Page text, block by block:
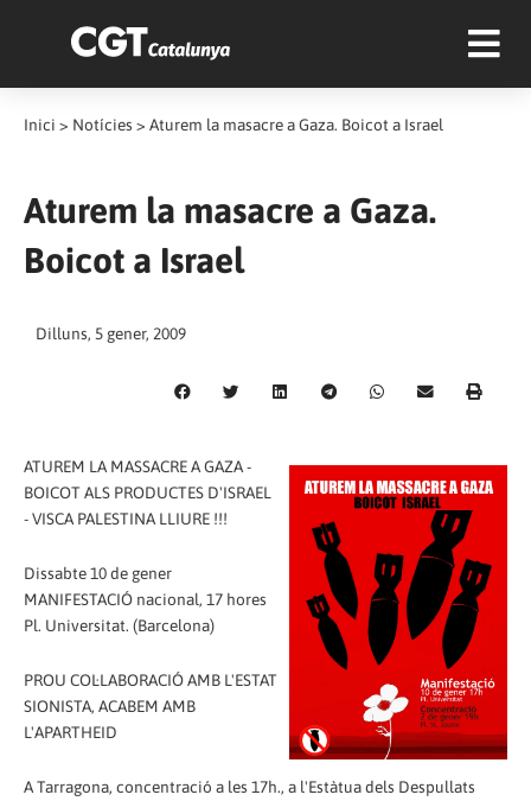
Inici > Notícies > Aturem la masacre a Gaza. Boicot a Israel
Aturem la masacre a Gaza.
Boicot a Israel
Dilluns, 5 gener, 2009
ATUREM LA MASSACRE A GAZA -
BOICOT ALS PRODUCTES D'ISRAEL
- VISCA PALESTINA LLIURE !!!
Dissabte 10 de gener
MANIFESTACIÓ nacional, 17 hores
Pl. Universitat. (Barcelona)
PROU COL·LABORACIÓ AMB L'ESTAT
SIONISTA, ACABEM AMB
L'APARTHEID
A Tarragona, concentració a les 17h., a l'Estàtua dels Despullats